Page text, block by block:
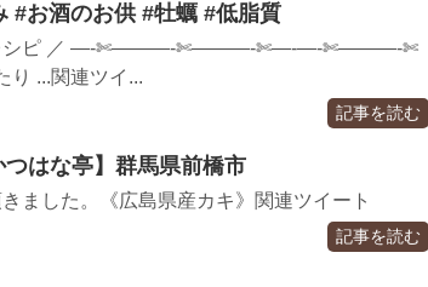
#お酒のお供 #牡蠣 #低脂質
ーレシピ ／ —-✄———-✄———-✄—-—-✄———-✄
...関連ツイ...
記事を読む
はな亭】群馬県前橋市
ました。《広島県産カキ》関連ツイート
記事を読む